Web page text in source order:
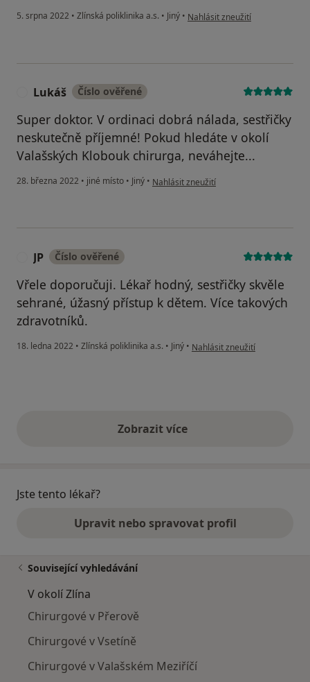
5. srpna 2022 • Zlínská poliklinika a.s. • Jiný • podle názoru uživatele L.V.
Nahlásit zneužití
Lukáš Číslo ověřené
Super doktor. V ordinaci dobrá nálada, sestřičky
neskutečně příjemné! Pokud hledáte v okolí
Valašských Klobouk chirurga, neváhejte...
28. března 2022 • jiné místo • Jiný • podle názoru uživatele Lukáš
Nahlásit zneužití
JP Číslo ověřené
Vřele doporučuji. Lékař hodný, sestřičky skvěle
sehrané, úžasný přístup k dětem. Více takových
zdravotníků.
18. ledna 2022 • Zlínská poliklinika a.s. • Jiný • podle názoru uživatele JP
Nahlásit zneužití
Zobrazit vícevýše uvedené názory
Jste tento lékař?
Upravit nebo spravovat profil
Související vyhledávání
V okolí Zlína
Chirurgové v Přerově
Chirurgové v Vsetíně
Chirurgové v Valašském Meziříčí